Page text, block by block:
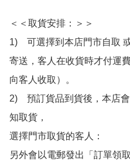
＜＜取貨安排：＞＞
1)　可選擇到本店門市自取
寄送，客人在收貨時才付運
向客人收取）。
2)　預訂貨品到貨後，本店
知取貨，
選擇門市取貨的客人：
另外會以電郵發出「訂單領